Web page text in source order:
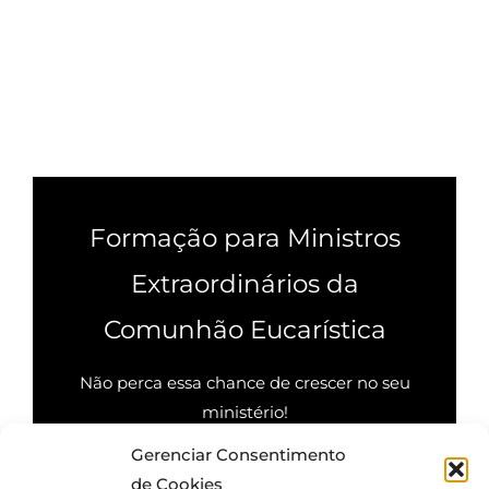
Gerenciar Consentimento
de Cookies
Formação para Ministros
Extraordinários da
Comunhão Eucarística
Não perca essa chance de crescer no seu
ministério!